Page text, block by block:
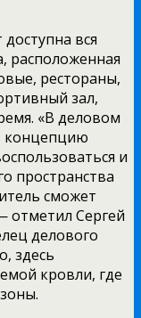
вся
расположенная
рестораны,
зал,
«В деловом
концепцию
и
пространства
сможет
отметил Сергей
делового
здесь
кровли, где